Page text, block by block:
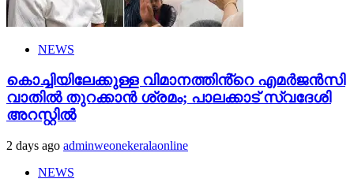
NEWS
കൊച്ചിയിലേക്കുള്ള വിമാനത്തിൻ്റെ എമര്‍ജന്‍സി
വാതില്‍ തുറക്കാന്‍ ശ്രമം; പാലക്കാട് സ്വദേശി
അറസ്റ്റില്‍
2 days ago adminweonekeralaonline
NEWS